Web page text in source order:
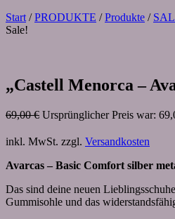
Start /PRODUKTE /Produkte /
Sale!
„Castell Menorca –
69,00€ Ursprünglicher Preis war:
inkl. MwSt. zzgl. Versandkosten
Avarcas – Basic Comfort silber
Das sind deine neuen
Gummisohle und das